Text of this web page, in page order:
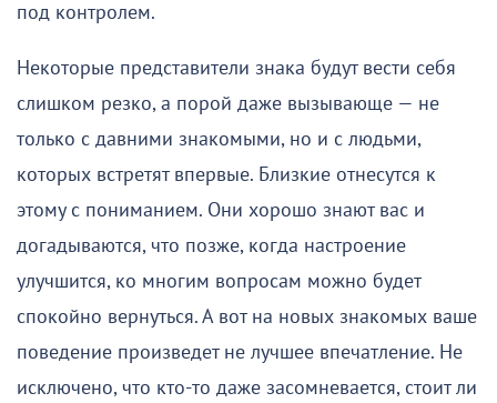
под контролем.
Некоторые представители знака будут вести себя
слишком резко, а порой даже вызывающе — не
только с давними знакомыми, но и с людьми,
которых встретят впервые. Близкие отнесутся к
этому с пониманием. Они хорошо знают вас и
догадываются, что позже, когда настроение
улучшится, ко многим вопросам можно будет
спокойно вернуться. А вот на новых знакомых ваше
поведение произведет не лучшее впечатление. Не
исключено, что кто-то даже засомневается, стоит ли